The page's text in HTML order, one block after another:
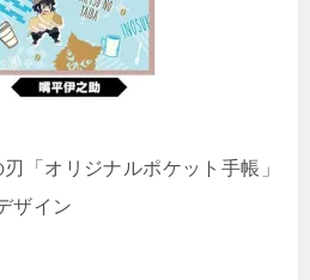
「オリジナルポケット手帳」
ザイン